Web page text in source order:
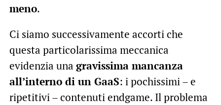
meno.
Ci siamo successivamente accorti che
questa particolarissima meccanica
evidenzia una gravissima mancanza
all’interno di un GaaS: i pochissimi – e
ripetitivi – contenuti endgame. Il problema